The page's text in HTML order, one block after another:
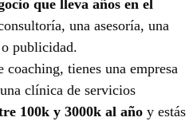
que lleva años en el
una asesoría, una
publicidad.
coaching, tienes una empresa
clínica de servicios
100k y 3000k al año y estás